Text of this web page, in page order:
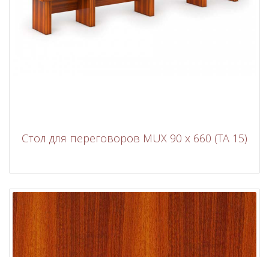
Стол для переговоров MUX 90 x 660 (TA 15)